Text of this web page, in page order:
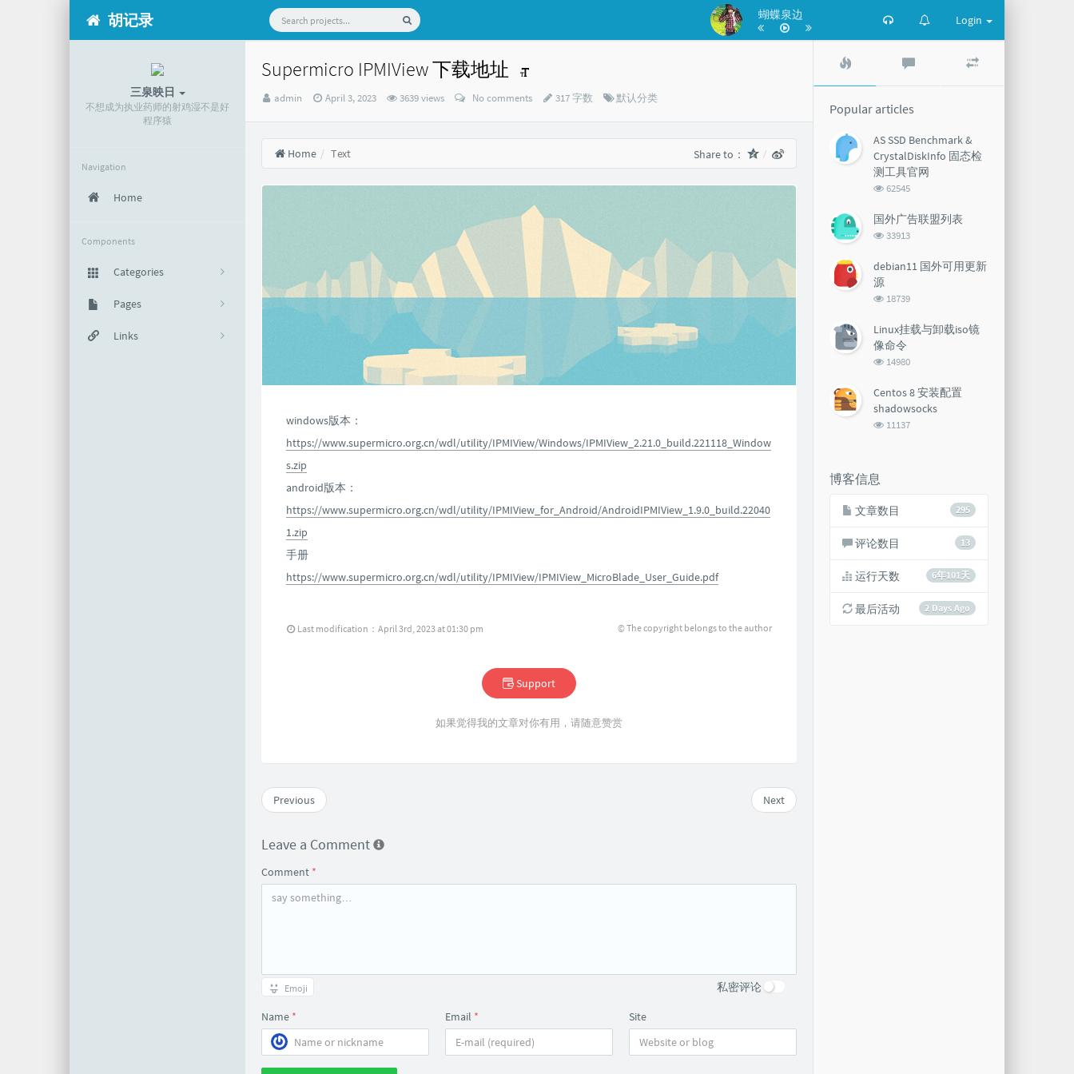
胡记录 蝴蝶泉边 Login
三泉映日
不想成为执业药师的射鸡湿不是好
程序猿
Navigation
Home
Components
Categories
295
默认分类
Pages
关于Links
Supermicro IPMIView 下载地址
Author：
admin
发
时
间：
April 3, 2023 3639 views No comments 317 字数 Categories：
默认分类
Home Text Share to：
windows版本：
https://www.supermicro.org.cn/wdl/utility/IPMIView/Windows/IPMIView_2.21.0_build.221118_Window
s.zip
android版本：
https://www.supermicro.org.cn/wdl/utility/IPMIView_for_Android/AndroidIPMIView_1.9.0_build.22040
1.zip
手册
https://www.supermicro.org.cn/wdl/utility/IPMIView/IPMIView_MicroBlade_User_Guide.pdf
Last modification：April 3rd, 2023 at 01:30 pm © The copyright belongs to the author
Support
如果觉得我的文章对你有用，请随意赞赏
Next
Previous
Leave a Comment
Comment *
Emoji 私密评论
Name * Email * Site
comments
Popular articles
AS SSD Benchmark &
CrystalDiskInfo 固态检
测工具官网
浏
次
数:
62545
国外广告联盟列表
浏
次
33913
debian11 国外可用更新
源
浏
次
数:
18739
Linux挂载与卸载iso镜
像命令
浏
次
数:
14980
Centos 8 安装配置
shadowsocks
浏
11137
博客信息
295
文章数目
13
评论数目
6年101天
运行天数
2 Days Ago
最后活动